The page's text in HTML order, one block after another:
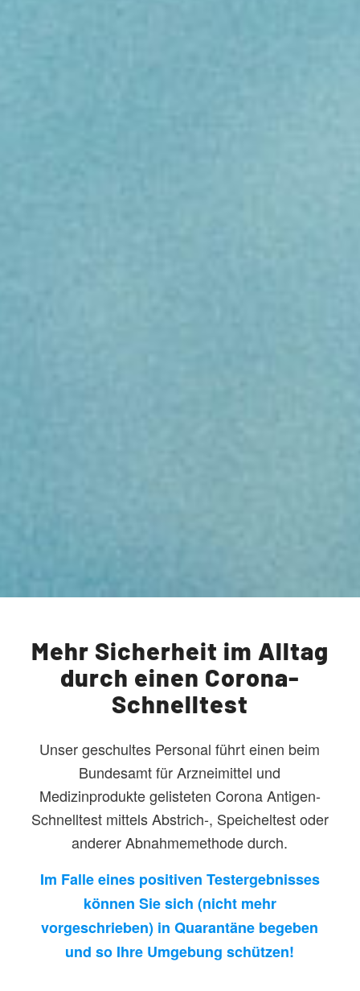
Mehr Sicherheit im Alltag
durch einen Corona-
Schnelltest
Unser geschultes Personal führt einen beim
Bundesamt für Arzneimittel und
Medizinprodukte gelisteten Corona Antigen-
Schnelltest mittels Abstrich-, Speicheltest oder
anderer Abnahmemethode durch.
Im Falle eines positiven Testergebnisses
können Sie sich (nicht mehr
vorgeschrieben) in Quarantäne begeben
und so Ihre Umgebung schützen!